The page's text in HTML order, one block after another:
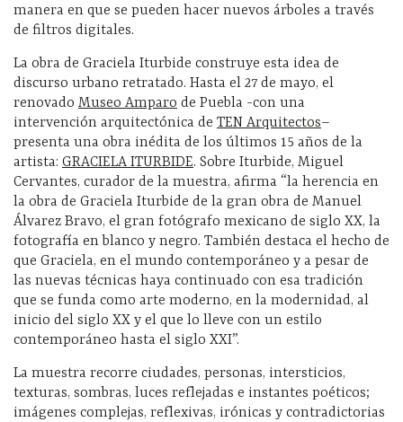
manera en que se pueden hacer nuevos árboles a través
de filtros digitales.
La obra de Graciela Iturbide construye esta idea de
discurso urbano retratado. Hasta el 27 de mayo, el
renovado Museo Amparo de Puebla -con una
intervención arquitectónica de TEN Arquitectos–
presenta una obra inédita de los últimos 15 años de la
artista: GRACIELA ITURBIDE. Sobre Iturbide, Miguel
Cervantes, curador de la muestra, afirma “la herencia en
la obra de Graciela Iturbide de la gran obra de Manuel
Álvarez Bravo, el gran fotógrafo mexicano de siglo XX, la
fotografía en blanco y negro. También destaca el hecho de
que Graciela, en el mundo contemporáneo y a pesar de
las nuevas técnicas haya continuado con esa tradición
que se funda como arte moderno, en la modernidad, al
inicio del siglo XX y el que lo lleve con un estilo
contemporáneo hasta el siglo XXI”.
La muestra recorre ciudades, personas, intersticios,
texturas, sombras, luces reflejadas e instantes poéticos;
imágenes complejas, reflexivas, irónicas y contradictorias